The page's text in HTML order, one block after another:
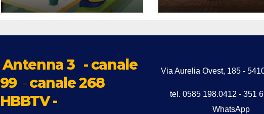
sulla refezione
Antenna 3 - canale
99 -canale 268
HBBTV -
Via Aurelia Ovest, 185 -
tel. 0585 198.0412 - 351
WhatsApp